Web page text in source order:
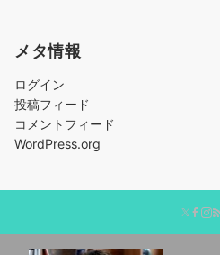
メタ情報
ログイン
投稿フィード
コメントフィード
WordPress.org